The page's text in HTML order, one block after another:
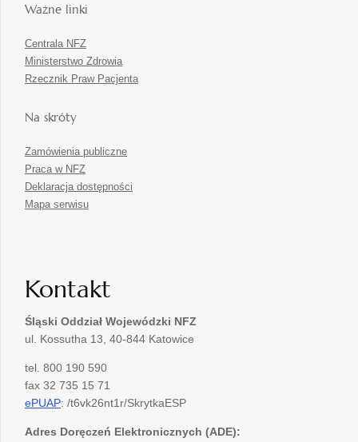
Ważne linki
Centrala NFZ
Ministerstwo Zdrowia
Rzecznik Praw Pacjenta
Na skróty
Zamówienia publiczne
Praca w NFZ
Deklaracja dostępności
Mapa serwisu
Kontakt
Śląski Oddział Wojewódzki NFZ
ul. Kossutha 13, 40-844 Katowice
tel. 800 190 590
fax 32 735 15 71
ePUAP: /t6vk26nt1r/SkrytkaESP
Adres Doręczeń Elektronicznych (ADE):